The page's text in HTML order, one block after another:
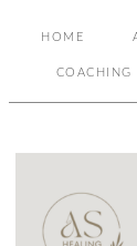
HOME
COACHING